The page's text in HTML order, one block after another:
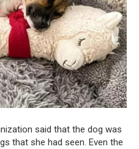
said that the dog was
that she had seen. Even the